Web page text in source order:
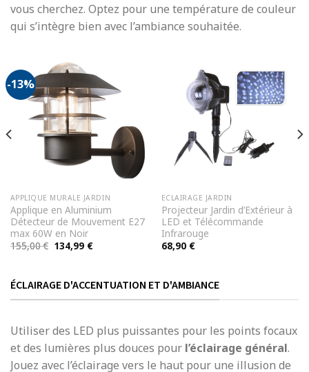
vous cherchez. Optez pour une température de couleur
qui s’intègre bien avec l’ambiance souhaitée.
-13%
APPLIQUE MURALE JARDIN
Applique en Aluminium
Détecteur de Mouvement E27
max 60W en Noir
155,00€ Le
155,00 €.
134,99 €Le
134,99 €.
ECLAIRAGE JARDIN
Projecteur Jardin d’Extérieur à
LED et Télécommande
Infrarouge
68,90 €
ÉCLAIRAGE D'ACCENTUATION ET D'AMBIANCE
Utiliser des LED plus puissantes pour les points focaux
et des lumières plus douces pour l’éclairage général.
Jouez avec l’éclairage vers le haut pour une illusion de